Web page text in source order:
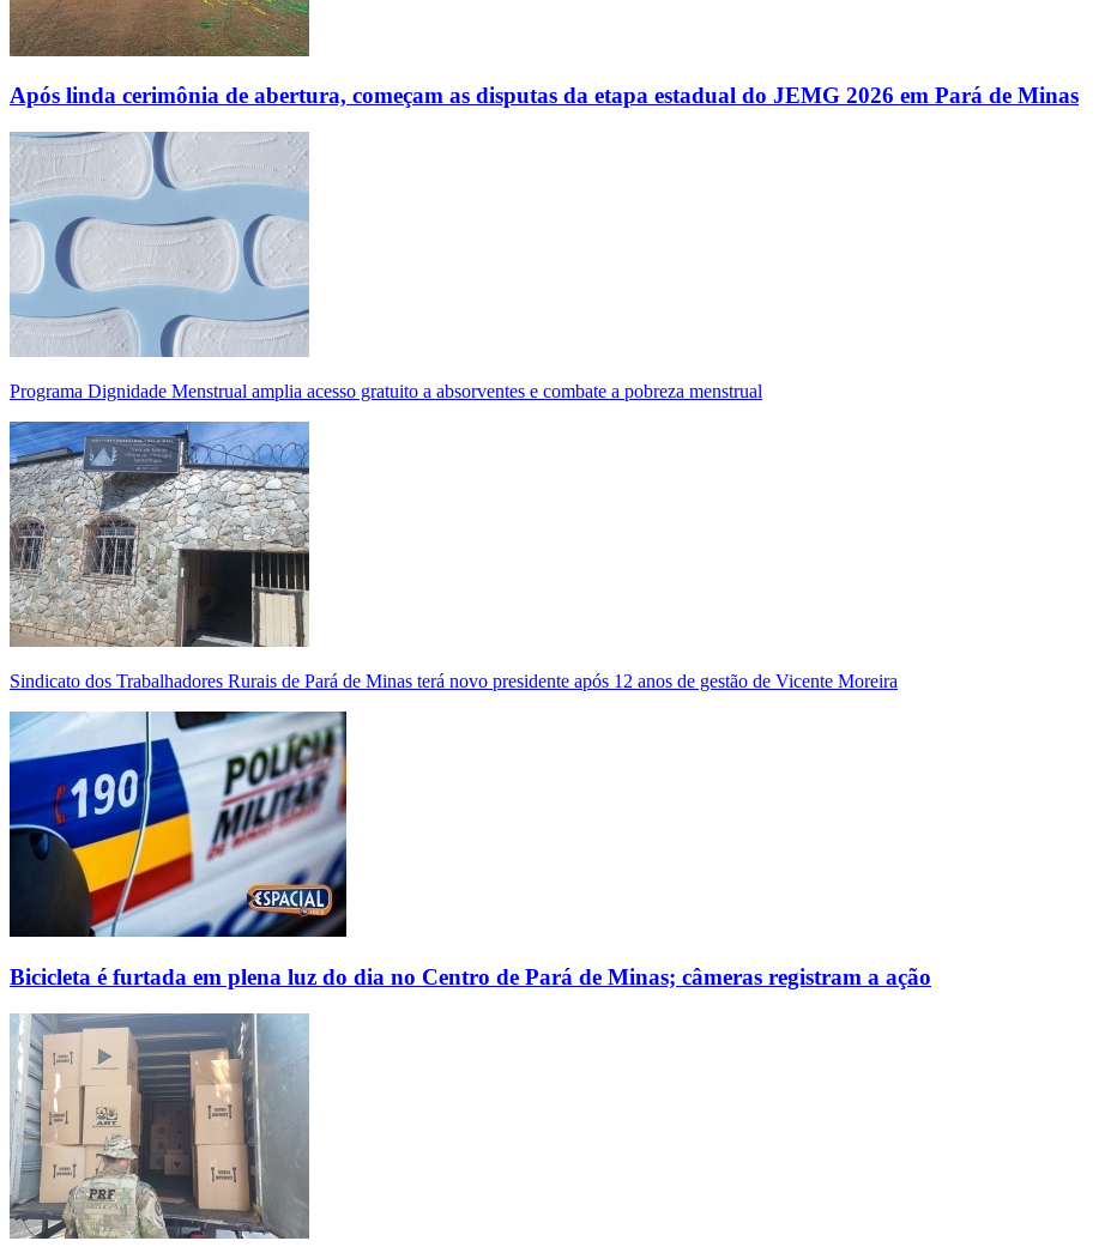
Após linda cerimônia de abertura, começam as disputas da etapa estadual do JEMG 2026 em Pará de Minas
Programa Dignidade Menstrual amplia acesso gratuito a absorventes e combate a pobreza menstrual
Sindicato dos Trabalhadores Rurais de Pará de Minas terá novo presidente após 12 anos de gestão de Vicente Moreira
Bicicleta é furtada em plena luz do dia no Centro de Pará de Minas; câmeras registram a ação